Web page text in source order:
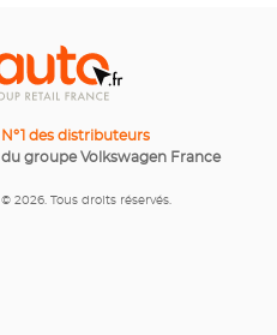
N°1 des distributeurs
du groupe Volkswagen France
© 2026. Tous droits réservés.